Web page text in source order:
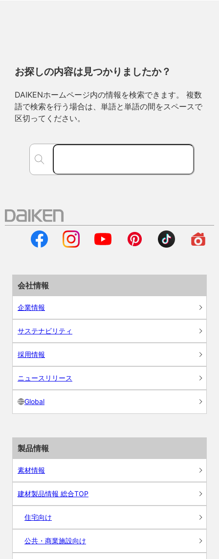
お探しの内容は見つかりましたか？
DAIKENホームページ内の情報を検索できます。 複数
語で検索を行う場合は、単語と単語の間をスペースで
区切ってください。
会社情報
企業情報
サステナビリティ
採用情報
ニュースリリース
Global
製品情報
素材情報
建材製品情報 総合TOP
住宅向け
公共・商業施設向け